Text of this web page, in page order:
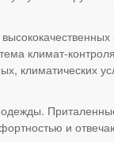
климат-
климатических
и